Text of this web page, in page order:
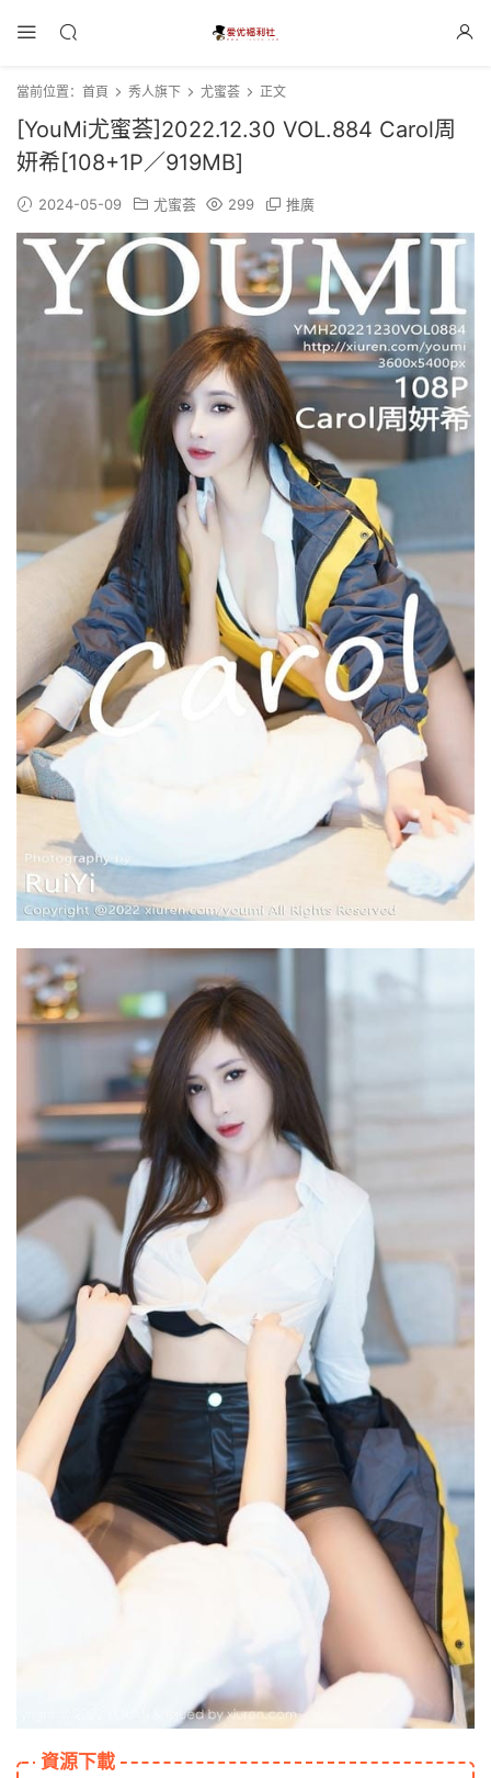
當前位置： 首頁 秀人旗下 尤蜜荟 正文
[YouMi尤蜜荟]2022.12.30 VOL.884 Carol周
妍希[108+1P／919MB]
2024-05-09 尤蜜荟 299 推廣
資源下載